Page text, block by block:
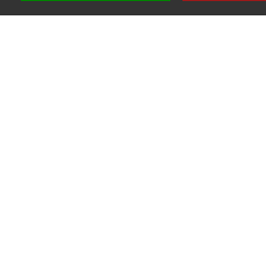
Pépinière d'entreprises